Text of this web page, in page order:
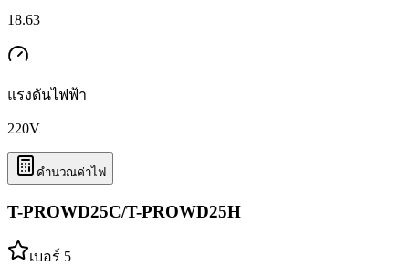
18.63
แรงดันไฟฟ้า
220V
คำนวณค่าไฟ
T-PROWD25C/T-PROWD25H
เบอร์ 5